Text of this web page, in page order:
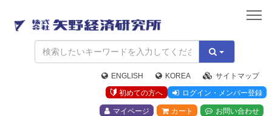
矢
野
経
済
研
究
所
ENGLISH KOREA
サイトマップ
初めての方へ
ログイン・メンバー登録
マイページ カート お問い合わせ